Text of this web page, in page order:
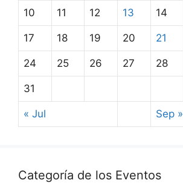
10 11 12 13 14
17 18 19 20 21
24 25 26 27 28
31
« Jul Sep »
Categoría de los Eventos